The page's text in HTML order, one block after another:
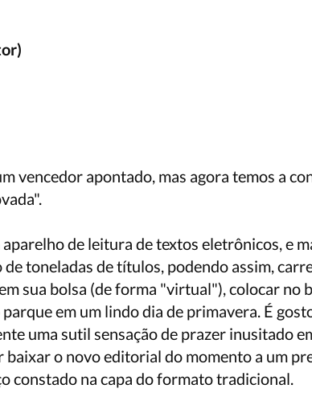
vencedor apontado, mas agora temos a
de leitura de textos eletrônicos, e
toneladas de títulos, podendo assim,
sua bolsa (de forma "virtual"), colocar no
em um lindo dia de primavera. É
uma sutil sensação de prazer inusitado
o novo editorial do momento a um
constado na capa do formato tradicional.